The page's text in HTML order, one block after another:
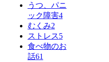
うつ、パニ
ック障害4
むくみ2
ストレス5
食べ物のお
話61